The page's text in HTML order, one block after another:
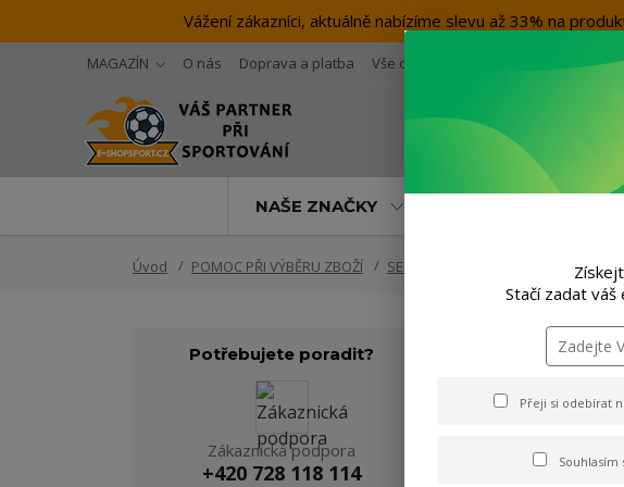
Vážení zákazníci, aktuálně nabízíme slevu až 33% na
MAGAZÍN O nás Doprava a platba Vše o nákupu Více
NAŠE ZNAČKY
Úvod POMOC PŘI VÝBĚRU ZBOŽÍ SELECT
SELECT -
Potřebujete poradit?
Zákaznická podpora
+420 728 118 114
Stačí zadat
Přeji si odebírat
Souhlasím